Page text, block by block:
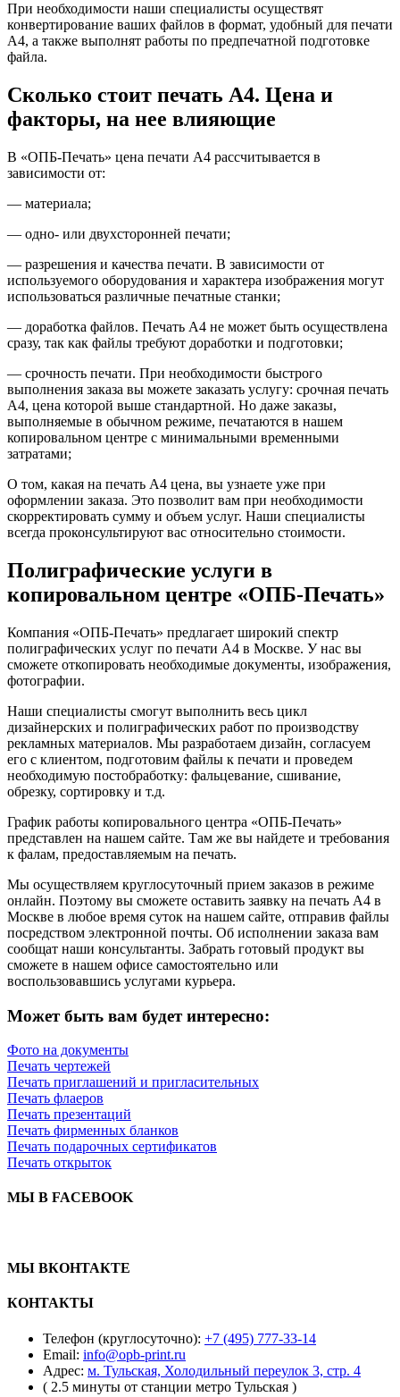
При необходимости наши специалисты осуществят
конвертирование ваших файлов в формат, удобный для печати
А4, а также выполнят работы по предпечатной подготовке
файла.
Сколько стоит печать А4. Цена и
факторы, на нее влияющие
В «ОПБ-Печать» цена печати А4 рассчитывается в
зависимости от:
— материала;
— одно- или двухсторонней печати;
— разрешения и качества печати. В зависимости от
используемого оборудования и характера изображения могут
использоваться различные печатные станки;
— доработка файлов. Печать А4 не может быть осуществлена
сразу, так как файлы требуют доработки и подготовки;
— срочность печати. При необходимости быстрого
выполнения заказа вы можете заказать услугу: срочная печать
А4, цена которой выше стандартной. Но даже заказы,
выполняемые в обычном режиме, печатаются в нашем
копировальном центре с минимальными временными
затратами;
О том, какая на печать А4 цена, вы узнаете уже при
оформлении заказа. Это позволит вам при необходимости
скорректировать сумму и объем услуг. Наши специалисты
всегда проконсультируют вас относительно стоимости.
Полиграфические услуги в
копировальном центре «ОПБ-Печать»
Компания «ОПБ-Печать» предлагает широкий спектр
полиграфических услуг по печати А4 в Москве. У нас вы
сможете откопировать необходимые документы, изображения,
фотографии.
Наши специалисты смогут выполнить весь цикл
дизайнерских и полиграфических работ по производству
рекламных материалов. Мы разработаем дизайн, согласуем
его с клиентом, подготовим файлы к печати и проведем
необходимую постобработку: фальцевание, сшивание,
обрезку, сортировку и т.д.
График работы копировального центра «ОПБ-Печать»
представлен на нашем сайте. Там же вы найдете и требования
к фалам, предоставляемым на печать.
Мы осуществляем круглосуточный прием заказов в режиме
онлайн. Поэтому вы сможете оставить заявку на печать А4 в
Москве в любое время суток на нашем сайте, отправив файлы
посредством электронной почты. Об исполнении заказа вам
сообщат наши консультанты. Забрать готовый продукт вы
сможете в нашем офисе самостоятельно или
воспользовавшись услугами курьера.
Может быть вам будет интересно:
Фото на документы
Печать чертежей
Печать приглашений и пригласительных
Печать флаеров
Печать презентаций
Печать фирменных бланков
Печать подарочных сертификатов
Печать открыток
МЫ В FACEBOOK
МЫ ВКОНТАКТЕ
КОНТАКТЫ
Телефон (круглосуточно): +7 (495) 777-33-14
Email: info@opb-print.ru
Адрес: м. Тульская, Холодильный переулок 3, стр. 4
( 2.5 минуты от станции метро Тульская )